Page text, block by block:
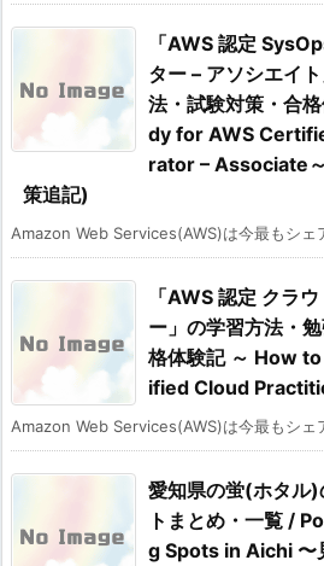
「AWS 認定
ター – アソシエイ
法・試験対策・合
dy for AWS
rator – Associate
策追記)
Amazon Web Services(AWS)は今最もシェ
「AWS 認定 クラ
ー」の学習方法・
格体験記 ～ How
ified Cloud
Amazon Web Services(AWS)は今最もシェ
愛知県の蛍(ホタル)
トまとめ・一覧 /
g Spots in Aichi 〜